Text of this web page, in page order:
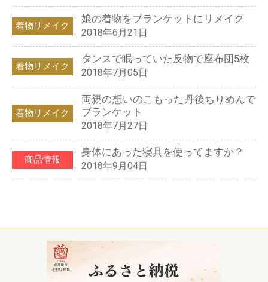
着物リメイク
娘の着物をブランケットにリメイク
2018年6月21日
着物リメイク
タンスで眠っていた反物で座布団5枚
2018年7月05日
着物リメイク
両親の想いのこもった丹後ちりめんで
ブランケット
2018年7月27日
商品情報
身体にあった寝具を使ってますか？
2018年9月04日